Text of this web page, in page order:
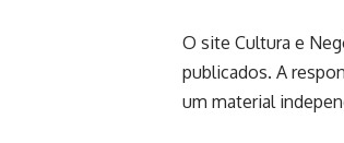
O site Cultura e
publicados. A
um material